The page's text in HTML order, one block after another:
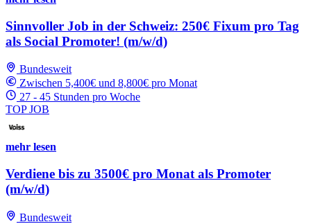
Sinnvoller Job in der Schweiz: 250€ Fixum pro Tag
als Social Promoter! (m/w/d)
Bundesweit
Zwischen 5,400€ und 8,800€ pro Monat
27 - 45 Stunden pro Woche
TOP JOB
mehr lesen
Verdiene bis zu 3500€ pro Monat als Promoter
(m/w/d)
Bundesweit